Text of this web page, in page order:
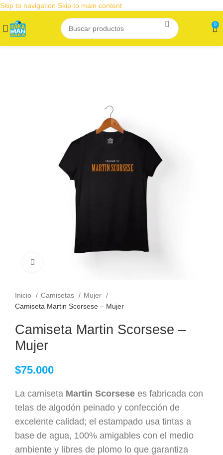
Skip to navigation Skip to main content
0
Inicio Camisetas
Mujer
Camiseta Martin Scorsese – Mujer
Camiseta Martin Scorsese –
Mujer
$75.000
La camiseta Martin Scorsese es fabricada con
telas de algodón peinado y confección de
excelente calidad; el estampado usa tintas a
base de agua, 100% amigables con el medio
ambiente y libres de plomo lo que garantiza